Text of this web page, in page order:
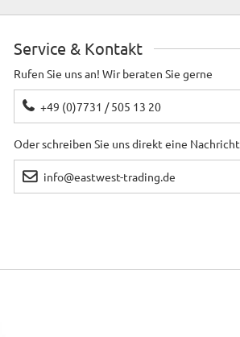
Service & Kontakt
Rufen Sie uns an! Wir beraten Sie gerne
+49 (0)7731 / 505 13 20
Oder schreiben Sie uns direkt eine Nachricht
info@eastwest-trading.de